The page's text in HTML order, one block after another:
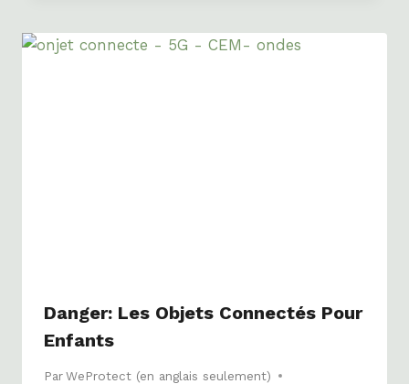
Danger: Les Objets Connectés Pour
Enfants
ParWeProtect (en anglais seulement)